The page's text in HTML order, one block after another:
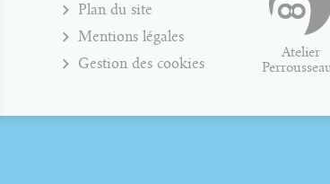
Plan du site
Mentions légales
Gestion des cookies
Atelier